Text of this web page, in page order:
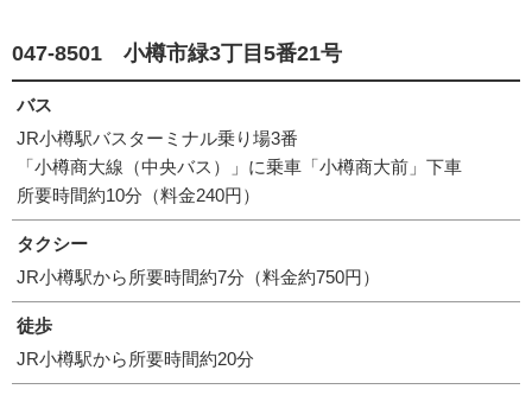
047-8501 小樽市緑3丁目5番21号
バス
JR小樽駅バスターミナル乗り場3番
「小樽商大線（中央バス）」に乗車「小樽商大前」下車
所要時間約10分（料金240円）
タクシー
JR小樽駅から所要時間約7分（料金約750円）
徒歩
JR小樽駅から所要時間約20分